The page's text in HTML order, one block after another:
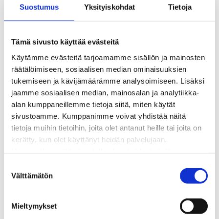
Suostumus Yksityiskohdat Tietoja
Tämä sivusto käyttää evästeitä
Käytämme evästeitä tarjoamamme sisällön ja mainosten
räätälöimiseen, sosiaalisen median ominaisuuksien
tukemiseen ja kävijämäärämme analysoimiseen. Lisäksi
jaamme sosiaalisen median, mainosalan ja analytiikka-
alan kumppaneillemme tietoja siitä, miten käytät
sivustoamme. Kumppanimme voivat yhdistää näitä
tietoja muihin tietoihin, joita olet antanut heille tai joita on
kerätty, kun olet käyttänyt heidän palvelujaan.
Välttämätön
Mieltymykset
Tuotannon liittäminen verkkoon
Vikapalvelu ja tietoa jakeluhäiriöistä
Sähköntuotanto
Tietoa Rauman Energiasta
Vuosikertomukset ja asiakaslehti
Yhteistyöverkosto
Palvelut
Aurinkosähkön hankinta
Energiansäästö kotitaloudessa
Kulutuksen seuranta
Laskutus
Sähköauton lataaminen
Yhteystiedot